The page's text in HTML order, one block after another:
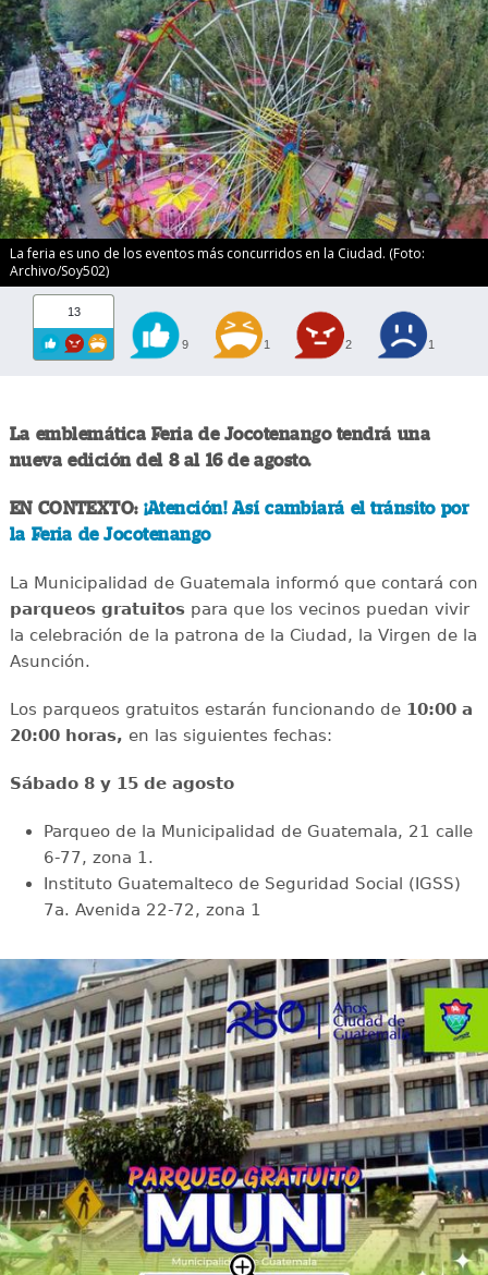
La feria es uno de los eventos más concurridos en la Ciudad. (Foto:
Archivo/Soy502)
13
9 1 2 1
La emblemática Feria de Jocotenango tendrá una
nueva edición del 8 al 16 de agosto.
EN CONTEXTO:¡Atención! Así cambiará el tránsito por
la Feria de Jocotenango
La Municipalidad de Guatemala informó que contará con
parqueos gratuitospara que los vecinos puedan vivir
la celebración de la patrona de la Ciudad, la Virgen de la
Asunción.
Los parqueos gratuitos estarán funcionando de 10:00 a
20:00 horas, en las siguientes fechas:
Sábado 8 y 15 de agosto
Parqueo de la Municipalidad de Guatemala, 21 calle
6-77, zona 1.
Instituto Guatemalteco de Seguridad Social (IGSS)
7a. Avenida 22-72, zona 1